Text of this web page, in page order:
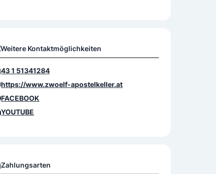
Weitere Kontaktmöglichkeiten
43 1 51341284
https://www.zwoelf-apostelkeller.at
FACEBOOK
YOUTUBE
Zahlungsarten